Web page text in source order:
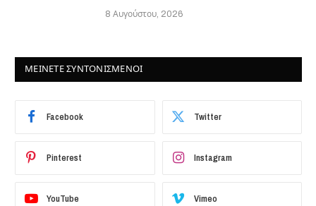
8 Αυγούστου, 2026
ΜΕΙΝΕΤΕ ΣΥΝΤΟΝΙΣΜΕΝΟΙ
Facebook Twitter
Pinterest Instagram
YouTube Vimeo